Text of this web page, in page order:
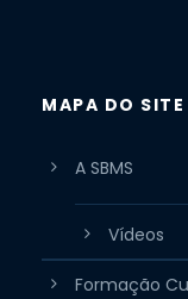
MAPA DO SITE
A SBMS
Vídeos
Formação